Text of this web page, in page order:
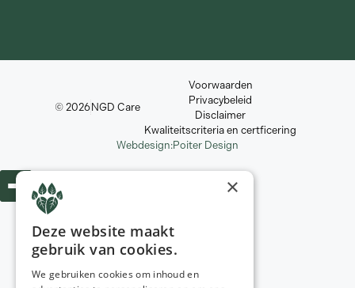
© 2026 NGD Care
Voorwaarden
Privacybeleid
Disclaimer
Kwaliteitscriteria en certficering
Webdesign:Poiter Design
×
Deze website maakt
gebruik van cookies.
We gebruiken cookies om inhoud en